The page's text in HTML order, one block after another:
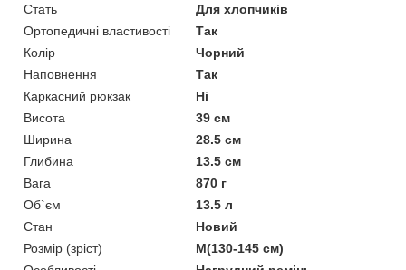
Стать
Для хлопчиків
Ортопедичні властивості
Так
Колір
Чорний
Наповнення
Так
Каркасний рюкзак
Ні
Висота
39 см
Ширина
28.5 см
Глибина
13.5 см
Вага
870 г
Об`єм
13.5 л
Стан
Новий
Розмір (зріст)
M(130-145 см)